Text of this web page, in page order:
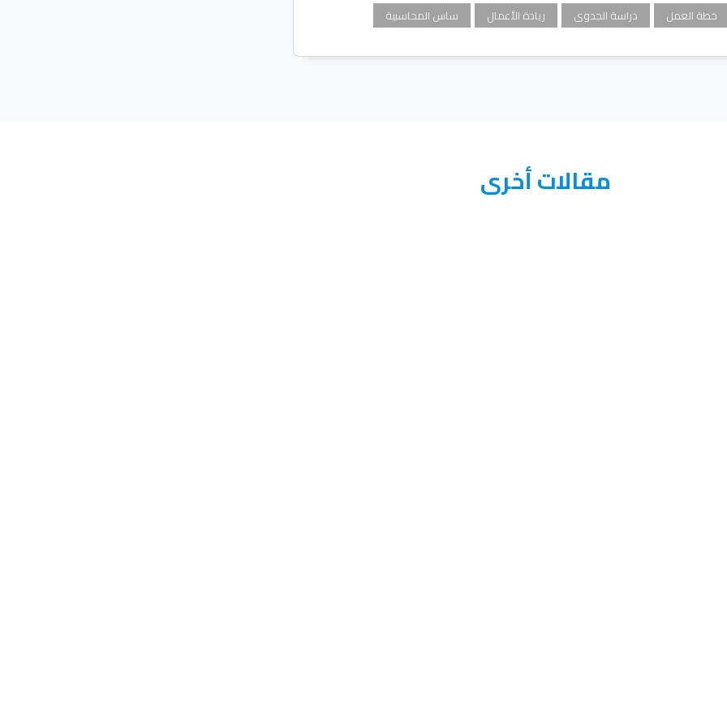
خطة العمل دراسة الجدوى ريادة الأعمال ساس المحاسبية
مقالات أخرى